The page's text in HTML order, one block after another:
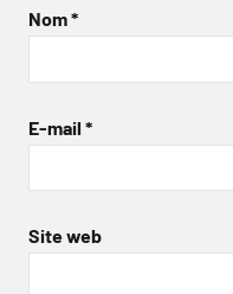
Nom*
E-mail *
Site web